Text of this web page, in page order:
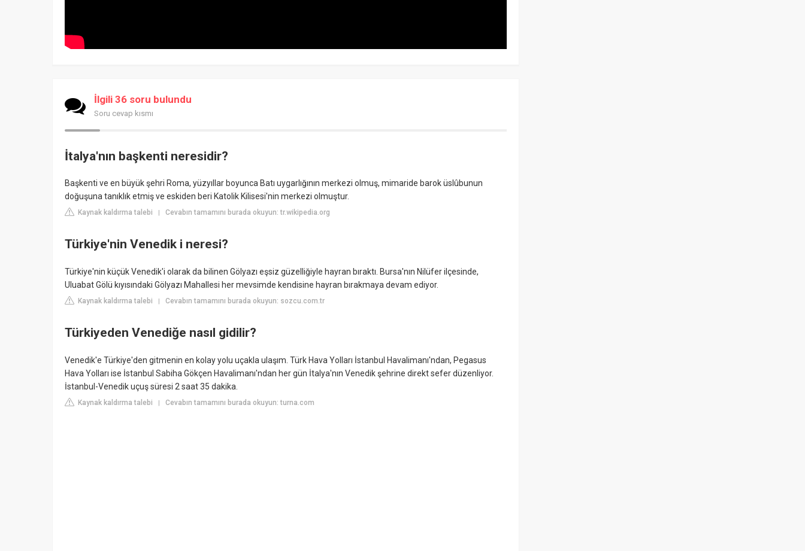
İlgili 36 soru bulundu
Soru cevap kısmı
İtalya'nın başkenti neresidir?
Başkenti ve en büyük şehri Roma, yüzyıllar boyunca Batı uygarlığının merkezi olmuş, mimaride barok üslûbunun
doğuşuna tanıklık etmiş ve eskiden beri Katolik Kilisesi'nin merkezi olmuştur.
Kaynak kaldırma talebi | Cevabın tamamını burada okuyun: tr.wikipedia.org
Türkiye'nin Venedik i neresi?
Türkiye'nin küçük Venedik'i olarak da bilinen Gölyazı eşsiz güzelliğiyle hayran bıraktı. Bursa'nın Nilüfer ilçesinde,
Uluabat Gölü kıyısındaki Gölyazı Mahallesi her mevsimde kendisine hayran bırakmaya devam ediyor.
Kaynak kaldırma talebi | Cevabın tamamını burada okuyun: sozcu.com.tr
Türkiyeden Venediğe nasıl gidilir?
Venedik'e Türkiye'den gitmenin en kolay yolu uçakla ulaşım. Türk Hava Yolları İstanbul Havalimanı'ndan, Pegasus
Hava Yolları ise İstanbul Sabiha Gökçen Havalimanı'ndan her gün İtalya'nın Venedik şehrine direkt sefer düzenliyor.
İstanbul-Venedik uçuş süresi 2 saat 35 dakika.
Kaynak kaldırma talebi | Cevabın tamamını burada okuyun: turna.com